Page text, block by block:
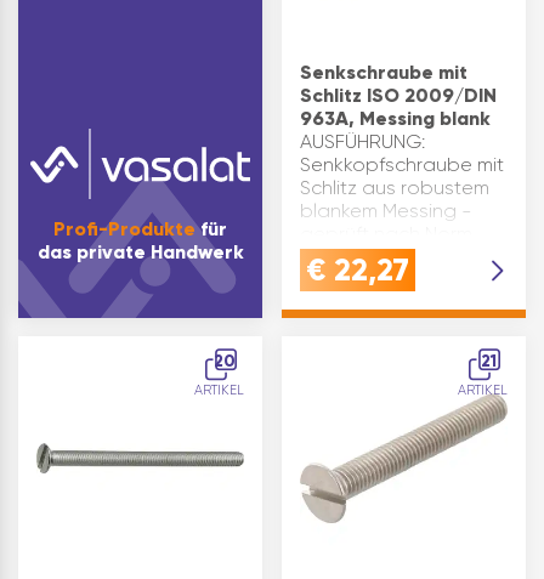
Profi-Produktefür
das private Handwerk
Senkschraube mit
Schlitz ISO 2009/DIN
963A, Messing blank
AUSFÜHRUNG:
Senkkopfschraube mit
Schlitz aus robustem
blankem Messing -
DIN963AQUALITÄT:
Senkschrauben mit
ISO2009SPEZFIKATION:
€ 22,27
20
ARTIKEL
21
ARTIKEL